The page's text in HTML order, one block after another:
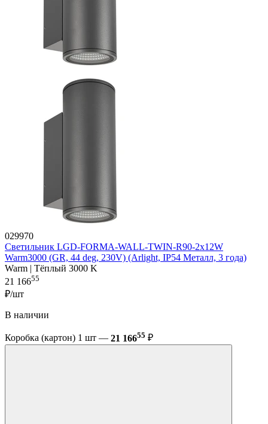
029970
Светильник LGD-FORMA-WALL-TWIN-R90-2x12W
Warm3000 (GR, 44 deg, 230V) (Arlight, IP54 Металл, 3 года)
Warm | Тёплый 3000 K
21 16655
₽/шт
В наличии
Коробка (картон) 1 шт — 21 16655 ₽